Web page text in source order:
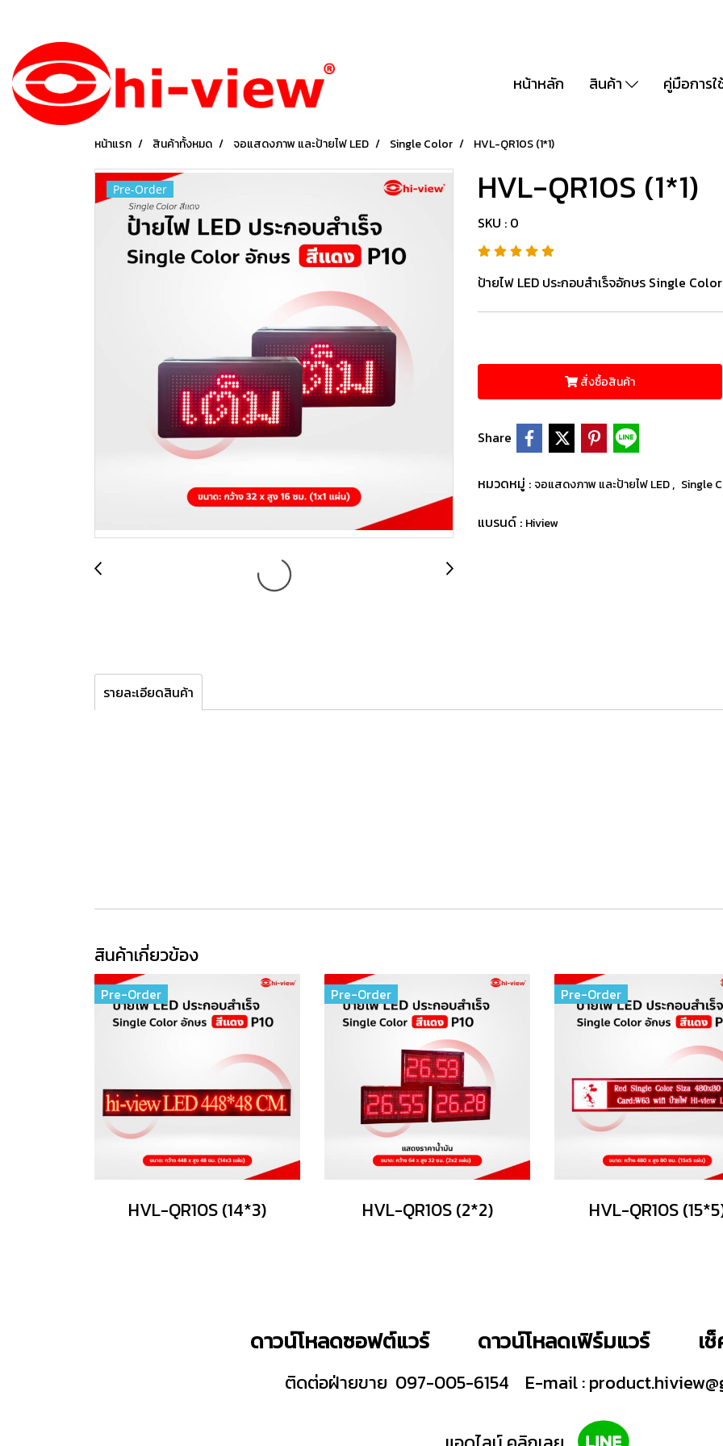
หน้าหลัก สินค้า คู่มือการ
หน้าแรก สินค้าทั้งหมด จอแสดงภาพ และป้ายไฟ LED Single Color HVL-QR10S (1*1)
Pre-Order HVL-QR10S (1*1)
SKU : 0
ป้ายไฟ LED ประกอบสำเร็จอักษร Single
สั่งซื้อสินค้า
Share
หมวดหมู่ :จอแสดงภาพ และป้ายไฟ LED, Single
แบรนด์ : Hiview
รายละเอียดสินค้า
สินค้าเกี่ยวข้อง
Pre-Order
HVL-QR10S (14*3)
Pre-Order
HVL-QR10S (2*2)
Pre-Order
HVL-QR10S
ดาวน์โหลดซอฟต์แวร์ ดาวน์โหลดเฟิร์มแวร์ เ
ติดต่อฝ่ายขาย 097-005-6154 E-mail :